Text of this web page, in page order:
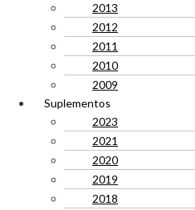
2013
2012
2011
2010
2009
Suplementos
2023
2021
2020
2019
2018